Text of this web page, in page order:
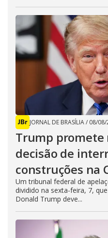
JORNAL DE BRASÍLIA/ 08/
Trump promete
decisão de
construções na
Um tribunal federal de
dividido na sexta-feira, 7,
Donald Trump deve...